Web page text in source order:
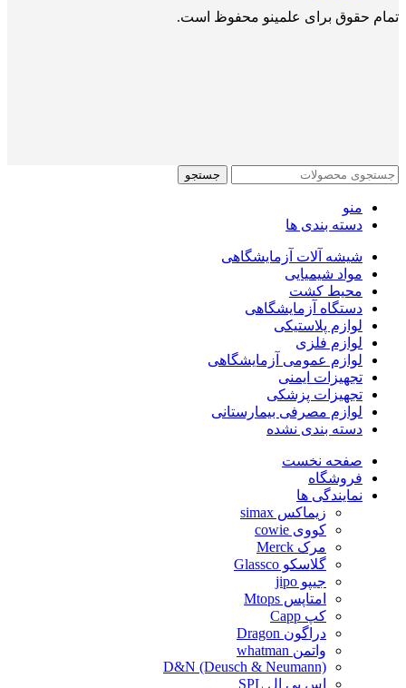
تمام حقوق برای علمینو محفوظ است.
جستجو
منو
دسته بندی ها
شیشه آلات آزمایشگاهی
مواد شیمیایی
محیط کشت
دستگاه آزمایشگاهی
لوازم پلاستیکی
لوازم فلزی
لوازم عمومی آزمایشگاهی
تجهیزات ایمنی
تجهیزات پزشکی
لوازم مصرفی بیمارستانی
دسته بندی نشده
صفحه نخست
فروشگاه
نمایندگی ها
زیماکس simax
کووی cowie
مرک Merck
گلاسکو Glassco
جیپو jipo
امتاپس Mtops
کپ Capp
دراگون Dragon
واتمن whatman
D&N (Deusch & Neumann)
اس پی ال SPL